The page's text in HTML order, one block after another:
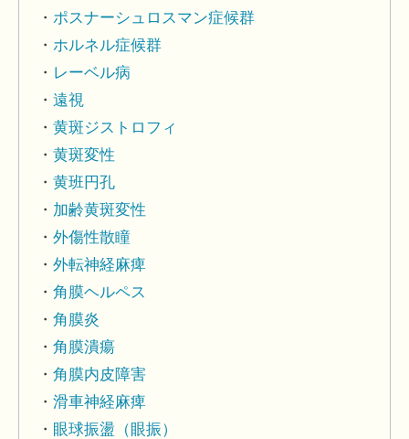
ポスナーシュロスマン症候群
ホルネル症候群
レーベル病
遠視
黄斑ジストロフィ
黄斑変性
黄班円孔
加齢黄斑変性
外傷性散瞳
外転神経麻痺
角膜ヘルペス
角膜炎
角膜潰瘍
角膜内皮障害
滑車神経麻痺
眼球振盪（眼振）